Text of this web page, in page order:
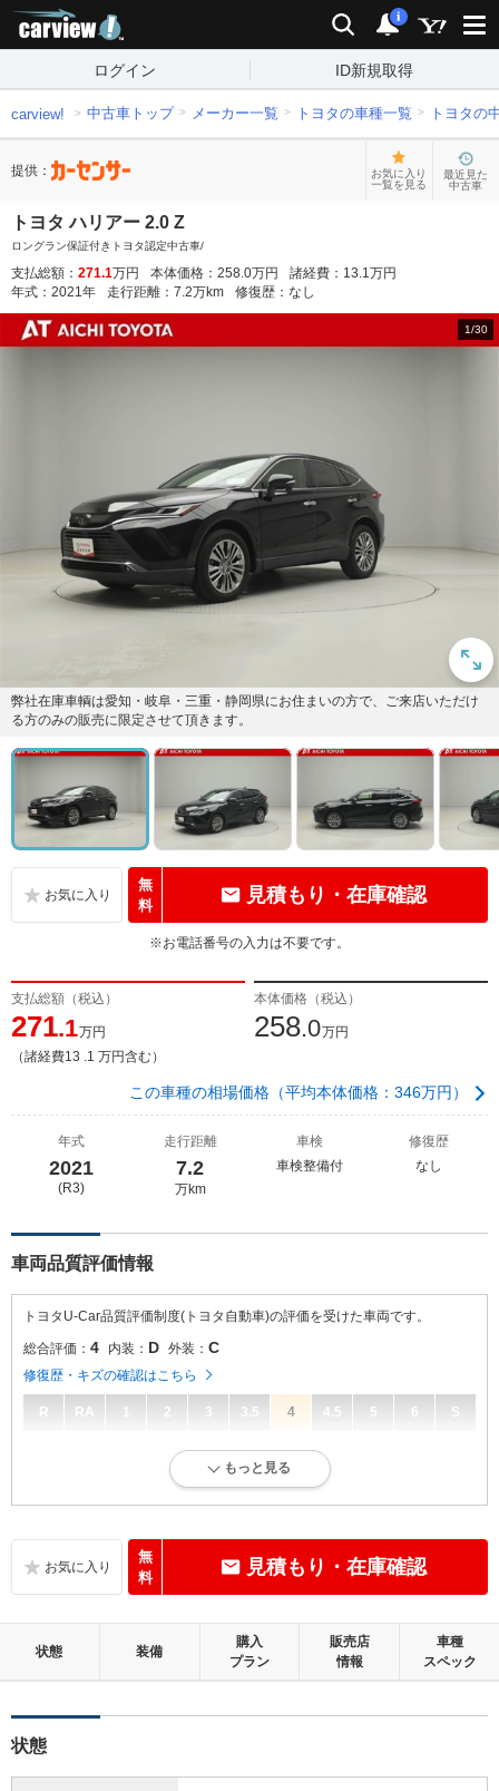
検索 通知
i
ログイン ID新規取得
carview! 中古車トップ メーカー一覧 トヨタの車種一覧 トヨタの
提供：
お気に入り
一覧を見る
最近見た
中古車
トヨタ ハリアー 2.0 Z
ロングラン保証付きトヨタ認定中古車/
支払総額： 271.1万円 本体価格： 258.0万円 諸経費： 13.1万円
年式： 2021年 走行距離： 7.2万km 修復歴： なし
1/30
弊社在庫車輌は愛知・岐阜・三重・静岡県にお住まいの方で、ご来店いただけ
る方のみの販売に限定させて頂きます。
無
料
見積もり・在庫確認
※お電話番号の入力は不要です。
支払総額（税込）
271.1万円
（諸経費13 .1 万円含む）
本体価格（税込）
258.0万円
この車種の相場価格（平均本体価格：346万円）
年式
2021
(R3)
走行距離
7.2
万km
車検
車検整備付
修復歴
なし
車両品質評価情報
トヨタU-Car品質評価制度(トヨタ自動車)の評価を受けた車両です。
総合評価： 4 内装： D 外装： C
修復歴・キズの確認はこちら
R RA 1 2 3 3.5 4 4.5 5 6 S
キズ、へこみが少なく、全体的に良好な状態です。
気になる使用感やいたみが複数あります。
この中古車の「車両品質評価書」を見る
もっと見る
無
料
見積もり・在庫確認
状態 装備
購入
プラン
販売店
情報
車種
スペック
状態